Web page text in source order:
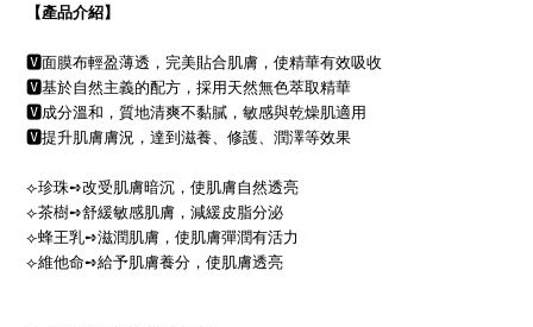
【產品介紹】
🆅面膜布輕盈薄透，完美貼合肌膚，使精華有效吸收
🆅基於自然主義的配方，採用天然無色萃取精華
🆅成分溫和，質地清爽不黏膩，敏感與乾燥肌適用
🆅提升肌膚膚況，達到滋養、修護、潤澤等效果
⟣珍珠➺改受肌膚暗沉，使肌膚自然透亮
⟣茶樹➺舒緩敏感肌膚，減緩皮脂分泌
⟣蜂王乳➺滋潤肌膚，使肌膚彈潤有活力
⟣維他命➺給予肌膚養分，使肌膚透亮